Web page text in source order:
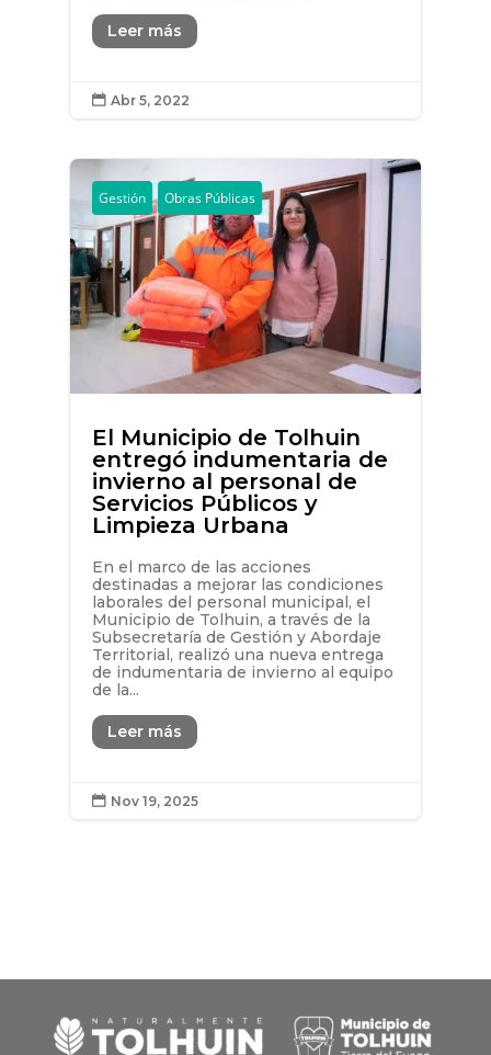
Leer más
 Abr 5, 2022
Gestión Obras Públicas
El Municipio de Tolhuin
entregó indumentaria de
invierno al personal de
Servicios Públicos y
Limpieza Urbana
En el marco de las acciones
destinadas a mejorar las condiciones
laborales del personal municipal, el
Municipio de Tolhuin, a través de la
Subsecretaría de Gestión y Abordaje
Territorial, realizó una nueva entrega
de indumentaria de invierno al equipo
de la...
Leer más
 Nov 19, 2025